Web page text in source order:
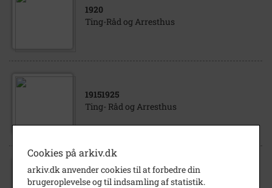
1920
Ting-Råd og Arresthus
19151925
Ting- Råd og Arresthus
1950- 1955
Cookies på arkiv.dk
arkiv.dk anvender cookies til at forbedre din
brugeroplevelse og til indsamling af statistik.